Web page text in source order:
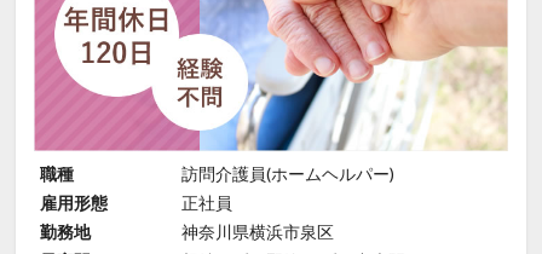
職種
訪問介護員(ホームヘルパー)
雇用形態
正社員
勤務地
神奈川県横浜市泉区